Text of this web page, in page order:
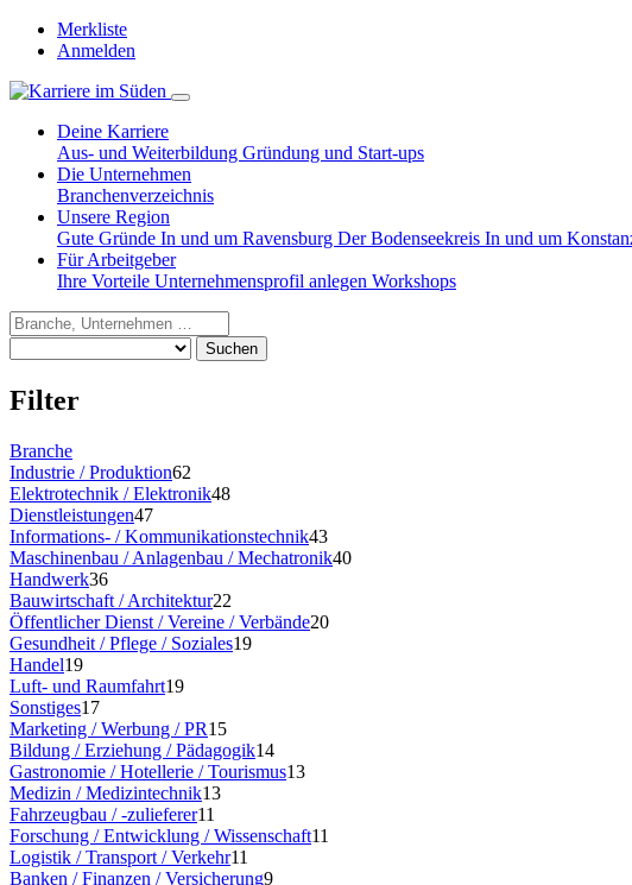
Merkliste
Anmelden
Deine Karriere
Aus- und Weiterbildung Gründung und Start-ups
Die Unternehmen
Branchenverzeichnis
Unsere Region
Gute Gründe In und um Ravensburg Der Bodenseekreis In und um
Für Arbeitgeber
Ihre Vorteile Unternehmensprofil anlegen Workshops
Suchen
Filter
Branche
Industrie / Produktion62
Elektrotechnik / Elektronik48
Dienstleistungen47
Informations- / Kommunikationstechnik43
Maschinenbau / Anlagenbau / Mechatronik40
Handwerk36
Bauwirtschaft / Architektur22
Öffentlicher Dienst / Vereine / Verbände20
Gesundheit / Pflege / Soziales19
Handel19
Luft- und Raumfahrt19
Sonstiges17
Marketing / Werbung / PR15
Bildung / Erziehung / Pädagogik14
Gastronomie / Hotellerie / Tourismus13
Medizin / Medizintechnik13
Fahrzeugbau / -zulieferer11
Forschung / Entwicklung / Wissenschaft11
Logistik / Transport / Verkehr11
Banken / Finanzen / Versicherung9